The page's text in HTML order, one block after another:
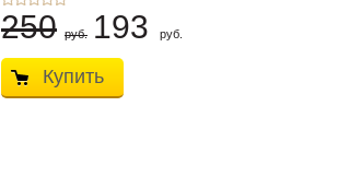
250 руб. 193 руб.
Купить